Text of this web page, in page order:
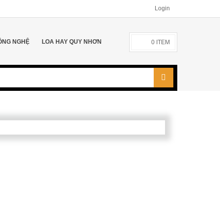
Login
NGHỆ LOA HAY QUY NHƠN 0 ITEM